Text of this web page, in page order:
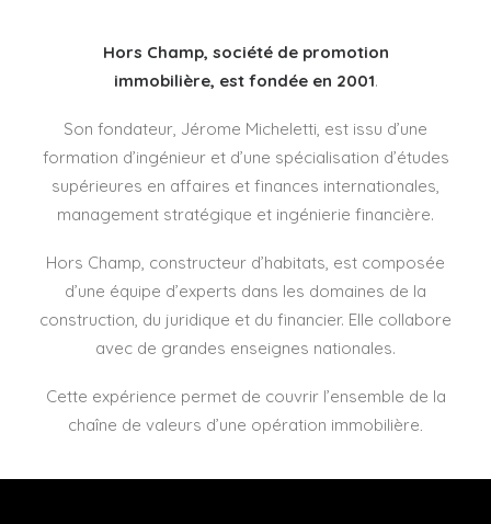
Hors Champ, société de promotion
immobilière, est fondée en 2001.
Son fondateur, Jérome Micheletti, est issu d’une
formation d’ingénieur et d’une spécialisation d’études
supérieures en affaires et finances internationales,
management stratégique et ingénierie financière.
Hors Champ, constructeur d’habitats, est composée
d’une équipe d’experts dans les domaines de la
construction, du juridique et du financier. Elle collabore
avec de grandes enseignes nationales.
Cette expérience permet de couvrir l’ensemble de la
chaîne de valeurs d’une opération immobilière.